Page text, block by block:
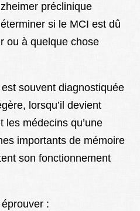
préclinique
si le MCI est dû
ou à quelque chose
souvent diagnostiquée
lorsqu’il devient
les médecins qu’une
importants de mémoire
son fonctionnement
: